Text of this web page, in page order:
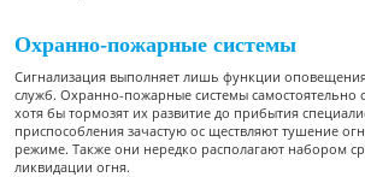
Охранно-пожарные системы
Сигнализация выполняет лишь функции
служб. Охранно-пожарные системы самостоятельно
хотя бы тормозят их развитие до прибытия
приспособления зачастую ос ществляют тушение
режиме. Также они нередко располагают набором
ликвидации огня.